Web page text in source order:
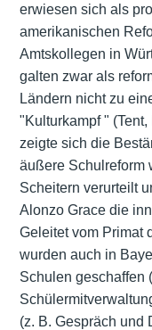
erwiesen sich als
amerikanischen
Amtskollegen in
galten zwar als
Ländern nicht zu
"Kulturkampf "
zeigte sich die
äußere Schulreform
Scheitern verurteilt
Alonzo Grace die
Geleitet vom Primat
wurden auch in
Schulen geschaffen
(z. B. Gespräch und